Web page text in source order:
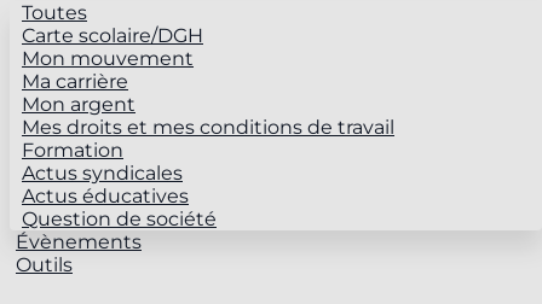
Toutes
Carte scolaire/DGH
Mon mouvement
Ma carrière
Mon argent
Mes droits et mes conditions de travail
Formation
Actus syndicales
Actus éducatives
Question de société
Évènements
Outils